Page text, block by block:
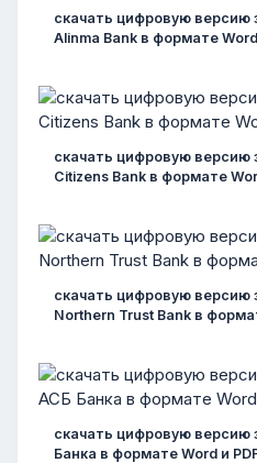
скачать цифровую версию
Alinma Bank в формате
скачать цифровую версию
Citizens Bank в формате
скачать цифровую версию
Northern Trust Bank в
скачать цифровую версию
Банка в формате Word и